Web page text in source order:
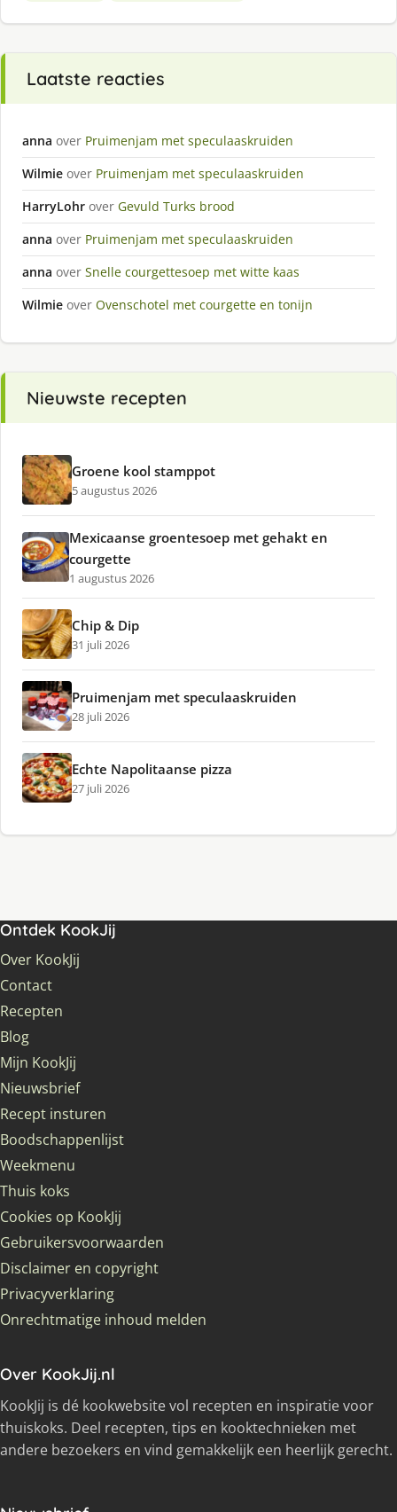
Laatste reacties
anna over Pruimenjam met speculaaskruiden
Wilmie over Pruimenjam met speculaaskruiden
HarryLohr over Gevuld Turks brood
anna over Pruimenjam met speculaaskruiden
anna over Snelle courgettesoep met witte kaas
Wilmie over Ovenschotel met courgette en tonijn
Nieuwste recepten
Groene kool stamppot
5 augustus 2026
Mexicaanse groentesoep met gehakt en
courgette
1 augustus 2026
Chip & Dip
31 juli 2026
Pruimenjam met speculaaskruiden
28 juli 2026
Echte Napolitaanse pizza
27 juli 2026
Ontdek KookJij
Over KookJij
Contact
Recepten
Blog
Mijn KookJij
Nieuwsbrief
Recept insturen
Boodschappenlijst
Weekmenu
Thuis koks
Cookies op KookJij
Gebruikersvoorwaarden
Disclaimer en copyright
Privacyverklaring
Onrechtmatige inhoud melden
Over KookJij.nl
KookJij is dé kookwebsite vol recepten en inspiratie voor
thuiskoks. Deel recepten, tips en kooktechnieken met
andere bezoekers en vind gemakkelijk een heerlijk gerecht.